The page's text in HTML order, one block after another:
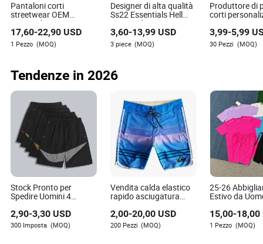
Pantaloni corti
streetwear OEM
personalizzati in rete
per uomini ispirati a
Hellstar Denim Tears
Spider Eric Emanuel
17,60-22,90 USD
1 Pezzo (MOQ)
Designer di alta qualità
Ss22 Essentials Hell
Star Spider Demin Tears
Ee Bur Berry Set di
pantaloni corti Awful
Lot of Cough Syrup
3,60-13,99USD
3 piece (MOQ)
Produttore di
corti
(180-
e
artigianale
3,99-5,99
30 Pezzi (MOQ)
Tendenze in 2026
Stock Pronto per
Spedire Uomini 4
con Coulisse per Surf e
Fitness Pantaloni Corti
2,90-3,30 USD
300 Imposta (MOQ)
Vendita calda elastico
rapido asciugatura
Short
2,00-20,00USD
200 Pezzi (MOQ)
25-26
Estivo da
Confortevole
Antiriflesso
Maglietta a
15,00-18,00
1 Pezzo (MOQ)